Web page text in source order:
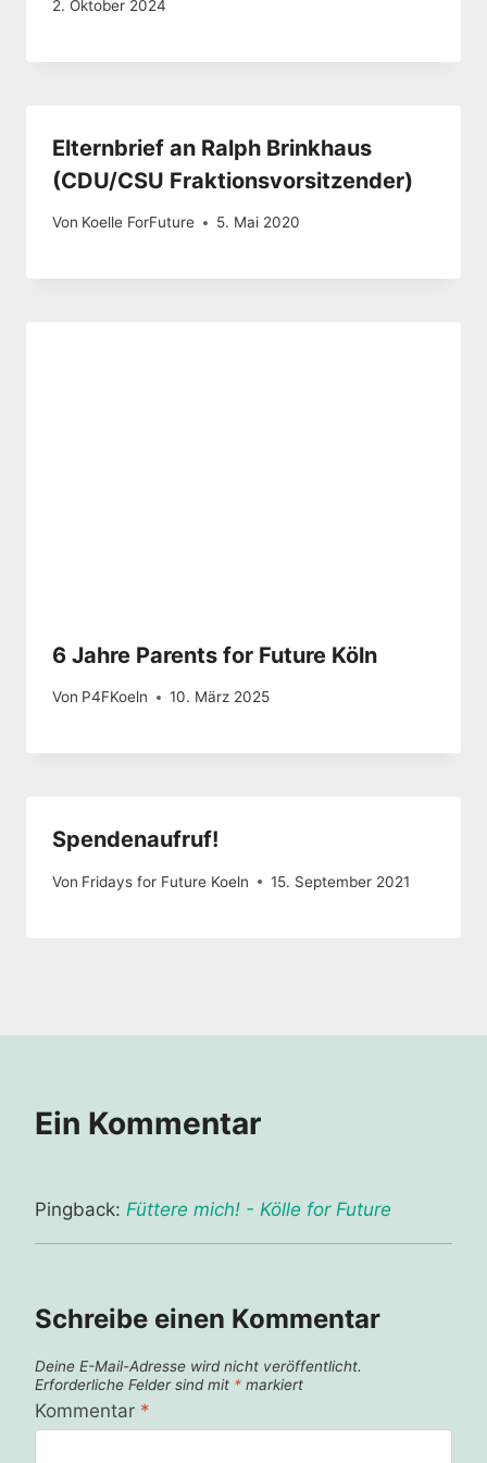
2. Oktober 2024
Elternbrief an Ralph Brinkhaus
(CDU/CSU Fraktionsvorsitzender)
Von Koelle ForFuture 5. Mai 2020
6 Jahre Parents for Future Köln
Von P4FKoeln 10. März 2025
Spendenaufruf!
Von Fridays for Future Koeln 15. September 2021
Ein Kommentar
Pingback: Füttere mich! - Kölle for Future
Schreibe einen Kommentar
Deine E-Mail-Adresse wird nicht veröffentlicht.
Erforderliche Felder sind mit * markiert
Kommentar *